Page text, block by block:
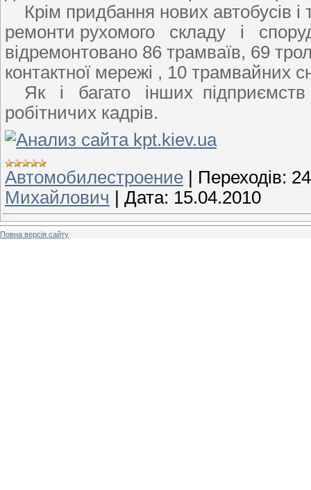
Крім придбання нових автобусів і
ремонти рухомого складу і
відремонтовано 86 трамваїв, 69
контактної мережі , 10 трамвайних
Як і багато інших підприємств
робітничих кадрів.
Автомобилестроение Переходів:
Михайлович
Дата: 15.04.2010
Повна версія сайту